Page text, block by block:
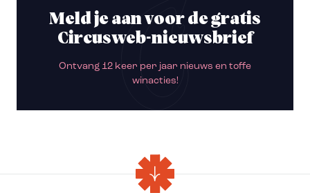
Meld je aan voor de gratis
Circusweb-nieuwsbrief
Ontvang 12 keer per jaar nieuws en toffe
winacties!